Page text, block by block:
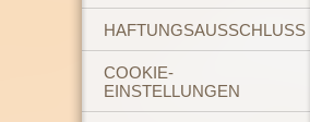
HAFTUNGSAUSSCHLUSS
COOKIE-
EINSTELLUNGEN